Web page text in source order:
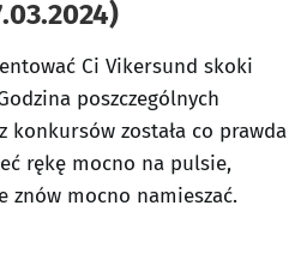
Ci Vikersund skoki
poszczególnych
została co prawda
rękę mocno na pulsie,
znów mocno namieszać.